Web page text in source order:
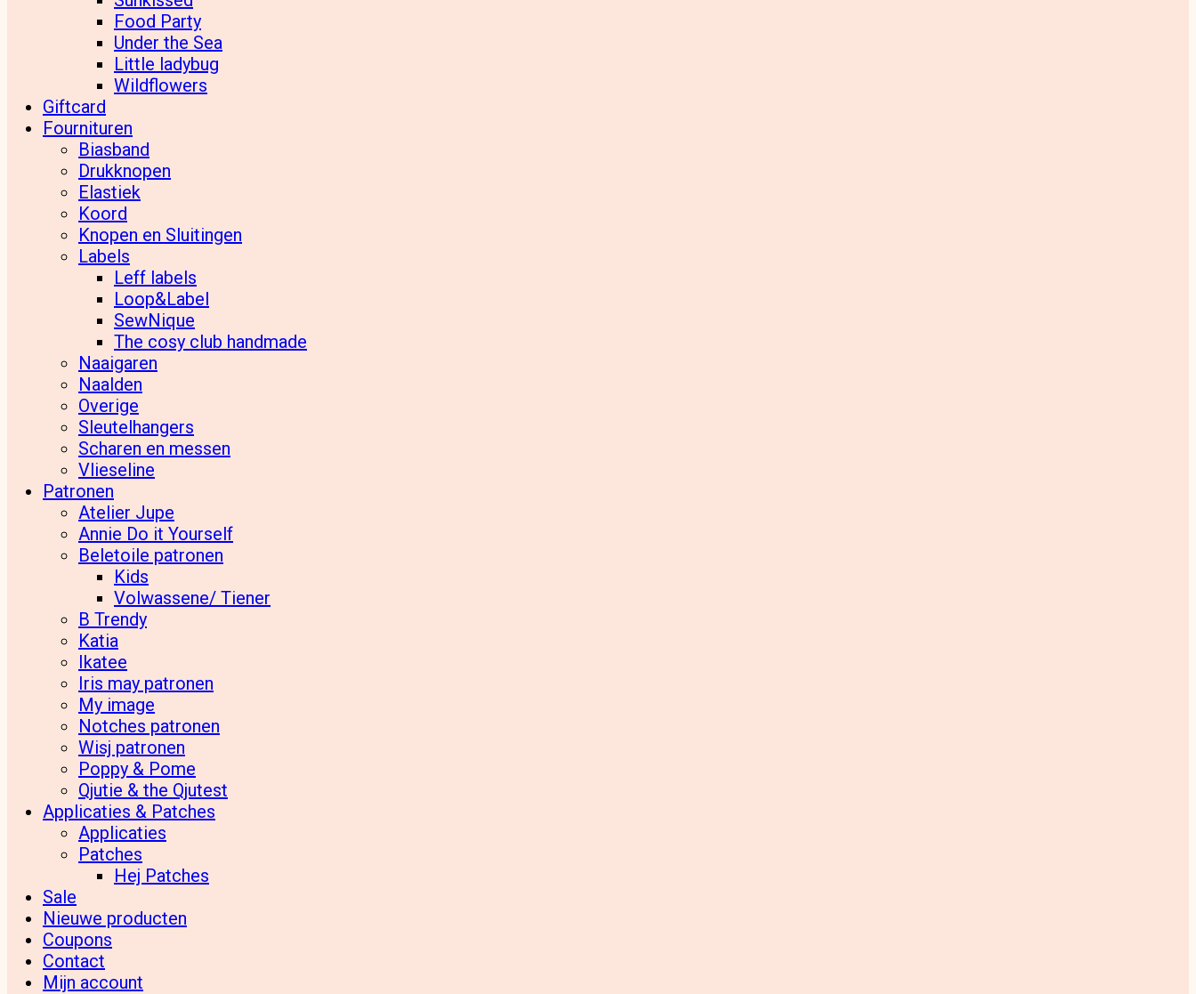
Food Party
Under the Sea
Little ladybug
Wildflowers
Giftcard
Fournituren
Biasband
Drukknopen
Elastiek
Koord
Knopen en Sluitingen
Labels
Leff labels
Loop&Label
SewNique
The cosy club handmade
Naaigaren
Naalden
Overige
Sleutelhangers
Scharen en messen
Vlieseline
Patronen
Atelier Jupe
Annie Do it Yourself
Beletoile patronen
Kids
Volwassene/ Tiener
B Trendy
Katia
Ikatee
Iris may patronen
My image
Notches patronen
Wisj patronen
Poppy & Pome
Qjutie & the Qjutest
Applicaties & Patches
Applicaties
Patches
Hej Patches
Sale
Nieuwe producten
Coupons
Contact
Mijn account